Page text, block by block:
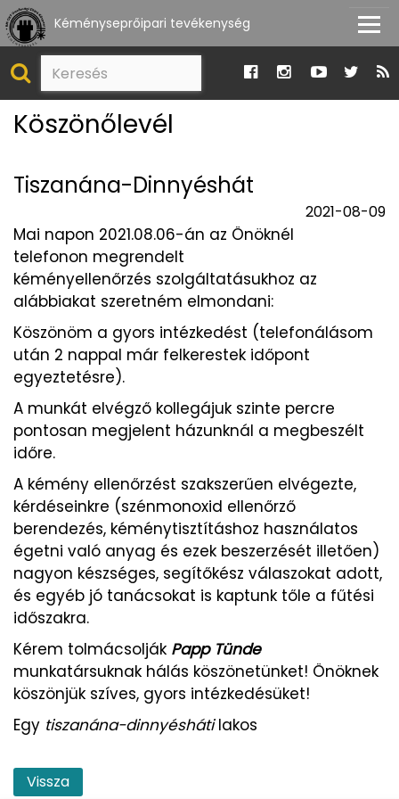
Kéményseprőipari tevékenység
Köszönőlevél
Tiszanána-Dinnyéshát
2021-08-09
Mai napon 2021.08.06-án az Önöknél
telefonon megrendelt
kéményellenőrzés szolgáltatásukhoz az
alábbiakat szeretném elmondani:
Köszönöm a gyors intézkedést (telefonálásom
után 2 nappal már felkerestek időpont
egyeztetésre).
A munkát elvégző kollegájuk szinte percre
pontosan megjelent házunknál a megbeszélt
időre.
A kémény ellenőrzést szakszerűen elvégezte,
kérdéseinkre (szénmonoxid ellenőrző
berendezés, kéménytisztításhoz használatos
égetni való anyag és ezek beszerzését illetően)
nagyon készséges, segítőkész válaszokat adott,
és egyéb jó tanácsokat is kaptunk tőle a fűtési
időszakra.
Kérem tolmácsolják Papp Tünde
munkatársuknak hálás köszönetünket! Önöknek
köszönjük szíves, gyors intézkedésüket!
Egy tiszanána-dinnyéshátilakos
Vissza